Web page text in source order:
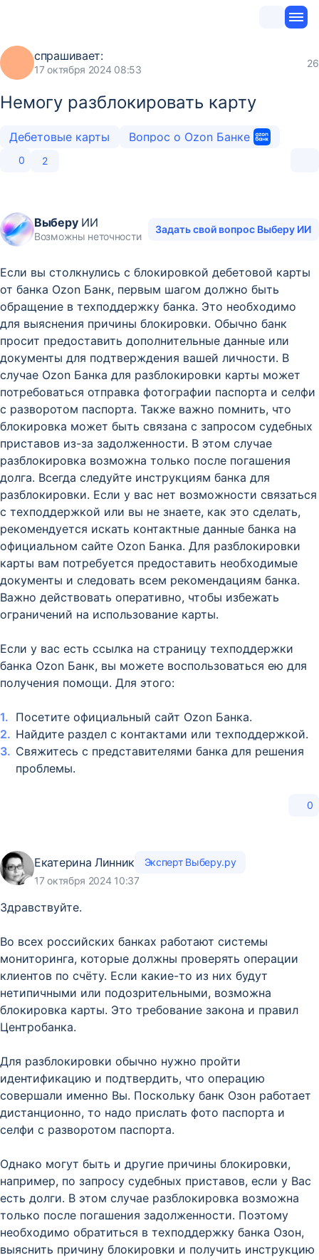
спрашивает:
17 октября 2024 08:53
26
Немогу разблокировать карту
Дебетовые карты Вопрос о Ozon Банке
0 2
ВыберуИИ
Возможны неточности
Задать свой вопрос Выберу ИИ
Если вы столкнулись с блокировкой дебетовой карты
от банка Ozon Банк, первым шагом должно быть
обращение в техподдержку банка. Это необходимо
для выяснения причины блокировки. Обычно банк
просит предоставить дополнительные данные или
документы для подтверждения вашей личности. В
случае Ozon Банка для разблокировки карты может
потребоваться отправка фотографии паспорта и селфи
с разворотом паспорта. Также важно помнить, что
блокировка может быть связана с запросом судебных
приставов из-за задолженности. В этом случае
разблокировка возможна только после погашения
долга. Всегда следуйте инструкциям банка для
разблокировки. Если у вас нет возможности связаться
с техподдержкой или вы не знаете, как это сделать,
рекомендуется искать контактные данные банка на
официальном сайте Ozon Банка. Для разблокировки
карты вам потребуется предоставить необходимые
документы и следовать всем рекомендациям банка.
Важно действовать оперативно, чтобы избежать
ограничений на использование карты.
Если у вас есть ссылка на страницу техподдержки
банка Ozon Банк, вы можете воспользоваться ею для
получения помощи. Для этого:
Посетите официальный сайт Ozon Банка.
Найдите раздел с контактами или техподдержкой.
Свяжитесь с представителями банка для решения
проблемы.
0
Екатерина Линник
Эксперт Выберу.ру
17 октября 2024 10:37
Здравствуйте.
Во всех российских банках работают системы
мониторинга, которые должны проверять операции
клиентов по счёту. Если какие-то из них будут
нетипичными или подозрительными, возможна
блокировка карты. Это требование закона и правил
Центробанка.
Для разблокировки обычно нужно пройти
идентификацию и подтвердить, что операцию
совершали именно Вы. Поскольку банк Озон работает
дистанционно, то надо прислать фото паспорта и
селфи с разворотом паспорта.
Однако могут быть и другие причины блокировки,
например, по запросу судебных приставов, если у Вас
есть долги. В этом случае разблокировка возможна
только после погашения задолженности. Поэтому
необходимо обратиться в техподдержку банка Озон,
выяснить причину блокировки и получить инструкцию